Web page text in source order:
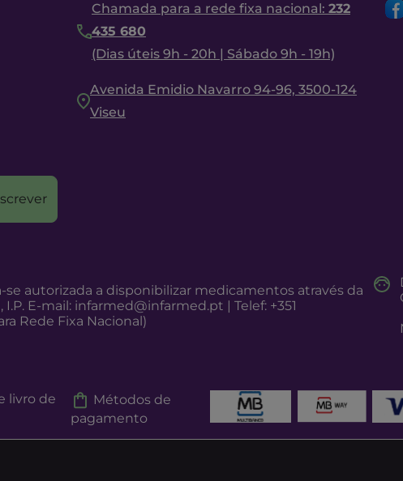
Chamada para a rede fixa nacional: 232
435 680
(Dias úteis 9h - 20h | Sábado 9h - 19h)
Avenida Emidio Navarro 94-96, 3500-124
Viseu
se autorizada a disponibilizar medicamentos através da
E-mail: infarmed@infarmed.pt | Telef: +351
Rede Fixa Nacional)
livro de
Métodos de
pagamento